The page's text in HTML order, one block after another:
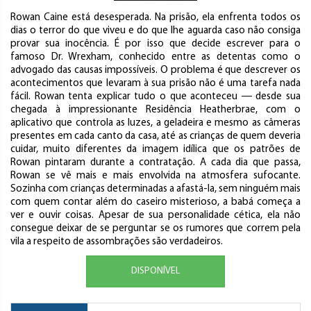
Rowan Caine está desesperada. Na prisão, ela enfrenta todos os
dias o terror do que viveu e do que lhe aguarda caso não consiga
provar sua inocência. É por isso que decide escrever para o
famoso Dr. Wrexham, conhecido entre as detentas como o
advogado das causas impossíveis. O problema é que descrever os
acontecimentos que levaram à sua prisão não é uma tarefa nada
fácil. Rowan tenta explicar tudo o que aconteceu ― desde sua
chegada à impressionante Residência Heatherbrae, com o
aplicativo que controla as luzes, a geladeira e mesmo as câmeras
presentes em cada canto da casa, até as crianças de quem deveria
cuidar, muito diferentes da imagem idílica que os patrões de
Rowan pintaram durante a contratação. A cada dia que passa,
Rowan se vê mais e mais envolvida na atmosfera sufocante.
Sozinha com crianças determinadas a afastá-la, sem ninguém mais
com quem contar além do caseiro misterioso, a babá começa a
ver e ouvir coisas. Apesar de sua personalidade cética, ela não
consegue deixar de se perguntar se os rumores que correm pela
vila a respeito de assombrações são verdadeiros.
DISPONÍVEL